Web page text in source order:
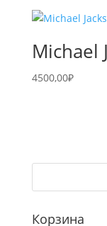
Michael
4500,00₽
Корзина